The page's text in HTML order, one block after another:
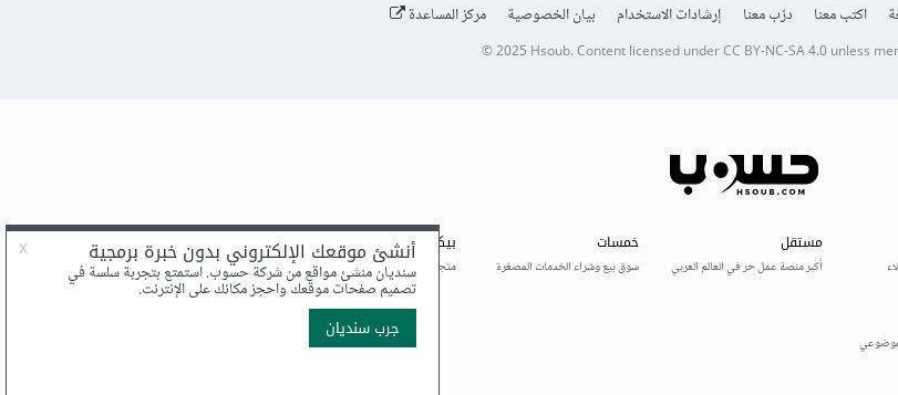
اكتب معنا درّب معنا إرشادات الاستخدام بيان الخصوصية مركز المساعدة
© 2025 Hsoub.Content licensed underCC BY-NC-SA 4.0unless